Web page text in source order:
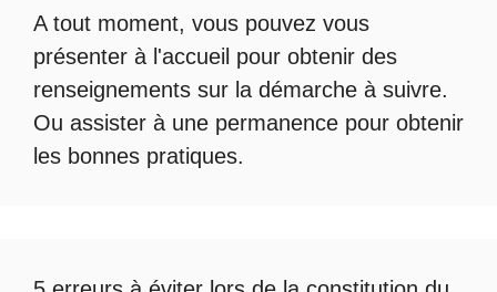
A tout moment, vous pouvez vous
présenter à l'accueil pour obtenir des
renseignements sur la démarche à suivre.
Ou assister à une permanence pour obtenir
les bonnes pratiques.